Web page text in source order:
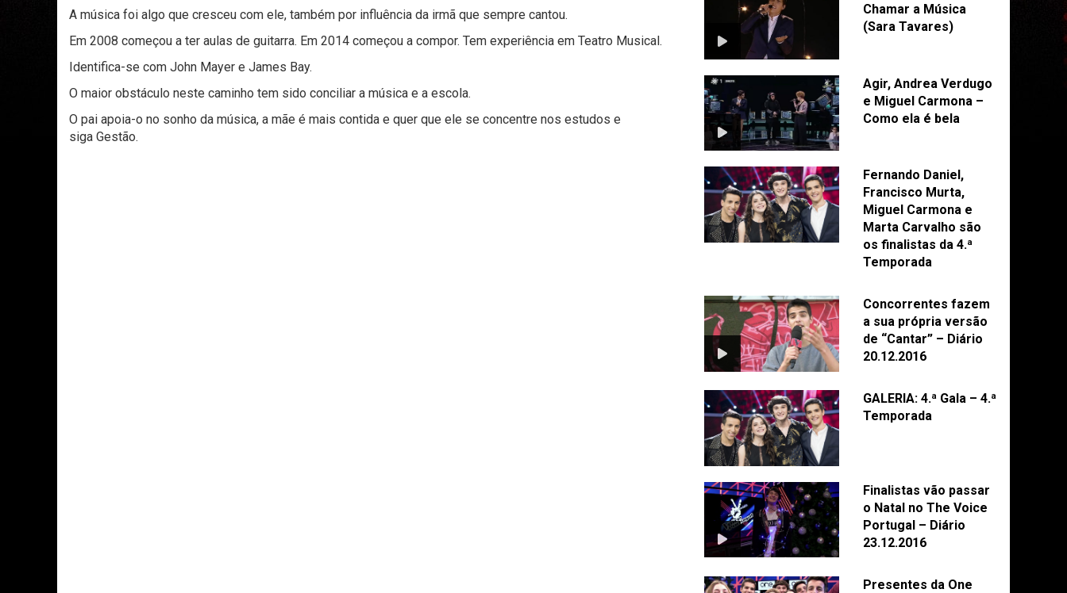
A música foi algo que cresceu com ele, também por influência da irmã que sempre cantou.
Em 2008 começou a ter aulas de guitarra. Em 2014 começou a compor. Tem experiência em Teatro Musical.
Identifica-se com John Mayer e James Bay.
O maior obstáculo neste caminho tem sido conciliar a música e a escola.
O pai apoia-o no sonho da música, a mãe é mais contida e quer que ele se concentre nos estudos e
siga Gestão.
Chamar a Música
(Sara Tavares)
Agir, Andrea Verdugo
e Miguel Carmona –
Como ela é bela
Fernando Daniel,
Francisco Murta,
Miguel Carmona e
Marta Carvalho são
os finalistas da 4.ª
Temporada
Concorrentes fazem
a sua própria versão
de “Cantar” – Diário
20.12.2016
GALERIA: 4.ª Gala – 4.ª
Temporada
Finalistas vão passar
o Natal no The Voice
Portugal – Diário
23.12.2016
Presentes da One